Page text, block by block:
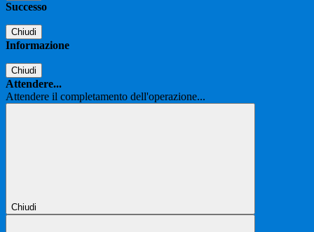
Successo
Chiudi
Informazione
Chiudi
Attendere...
Attendere il completamento dell'operazione...
Chiudi